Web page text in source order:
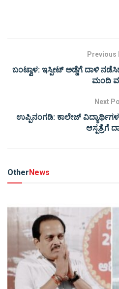
Previous
ಬಂಟ್ವಾಳ: ಇಸ್ಪೀಟ್ ಅಡ್ಡೆಗೆ ದಾಳಿ
ಮಂದಿ
Next
ಉಪ್ಪಿನಂಗಡಿ: ಕಾಲೇಜ್
ಆಸ್ಪತ್ರೆಗೆ
Other News